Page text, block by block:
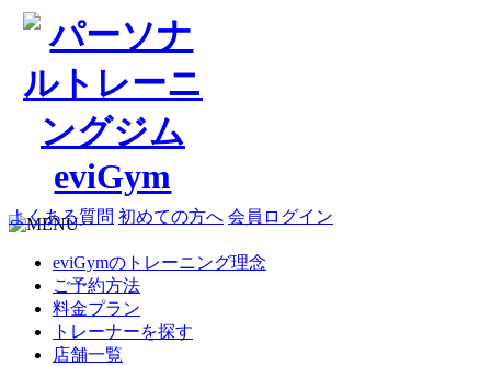
よくある質問 初めての方へ 会員ログイン
eviGymのトレーニング理念
ご予約方法
料金プラン
トレーナーを探す
店舗一覧